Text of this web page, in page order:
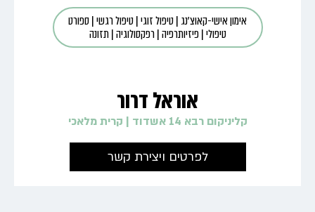
אימון אישי-קאוצ'נג |טיפול זוגי|טיפול רגשי|ספורט
טיפולי|פיזיותרפיה|רפקסולוגיה|תזונה
אוראל דרור
קליניקום רבא 14 אשדוד | קרית מלאכי
לפרטים ויצירת קשר